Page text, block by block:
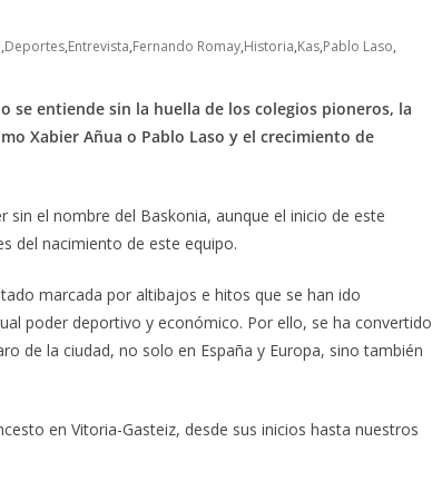
,Deportes,Entrevista,Fernando Romay,Historia,Kas,Pablo Laso,
se entiende sin la huella de los colegios pioneros, la
Xabier Añua o Pablo Laso y el crecimiento de
sin el nombre del Baskonia, aunque el inicio de este
del nacimiento de este equipo.
marcada por altibajos e hitos que se han ido
poder deportivo y económico. Por ello, se ha convertido
de la ciudad, no solo en España y Europa, sino también
en Vitoria-Gasteiz, desde sus inicios hasta nuestros